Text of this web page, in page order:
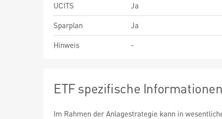
UCITS
Ja
Sparplan
Ja
Hinweis
-
ETF spezifische
Im Rahmen der Anlagestrategie kann in